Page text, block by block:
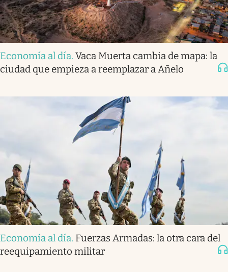
Economía al día. Vaca Muerta cambia de mapa: la
ciudad que empieza a reemplazar a Añelo
Economía al día. Fuerzas Armadas: la otra cara del
reequipamiento militar